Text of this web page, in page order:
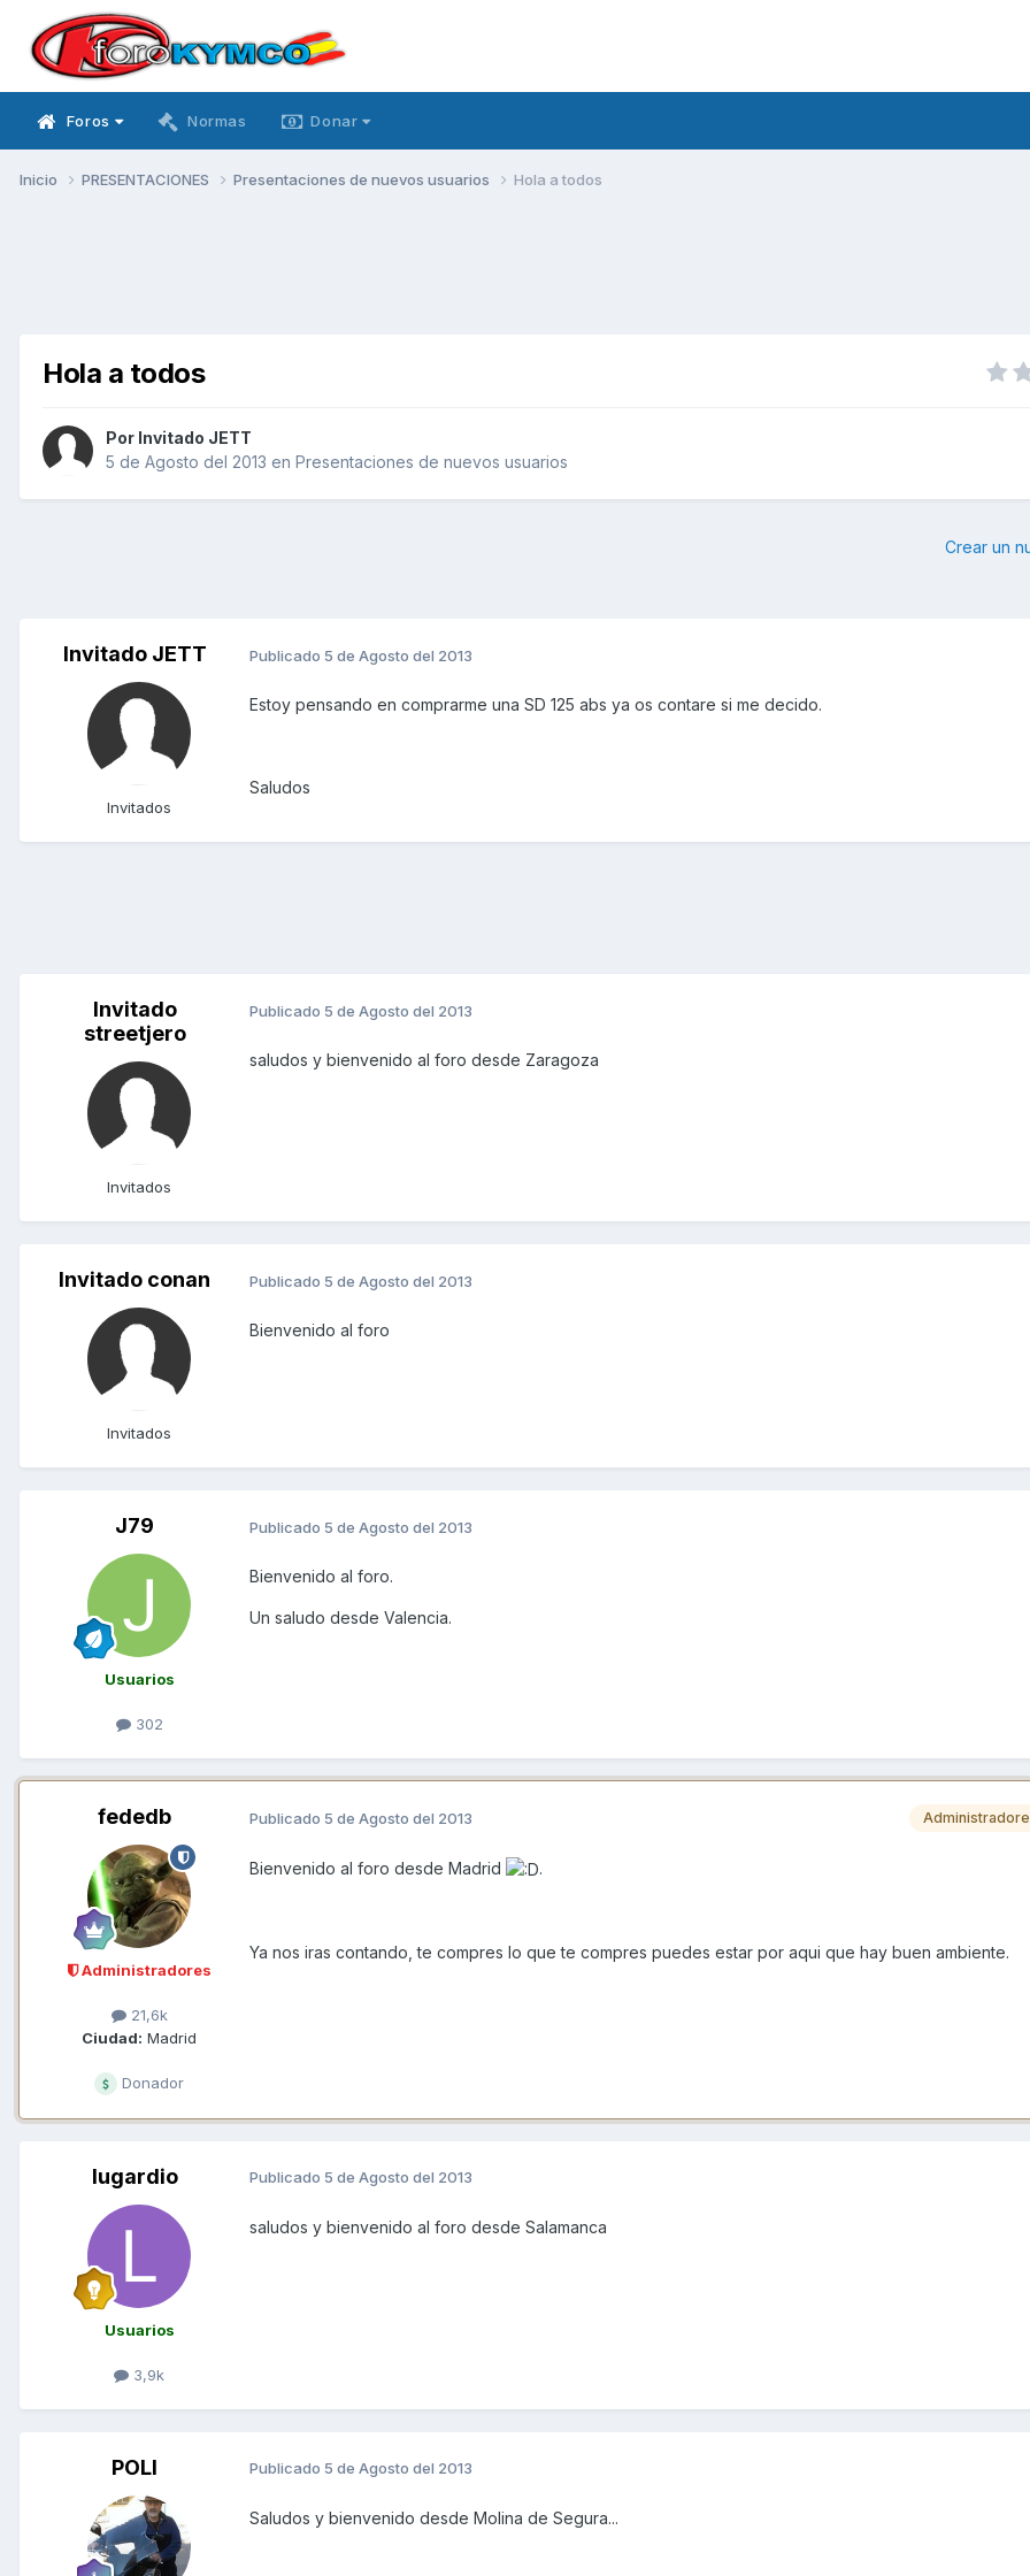
Foros Normas Donar
Inicio PRESENTACIONES Presentaciones de nuevos usuarios Hola a todos
Hola a todos
Por Invitado JETT
5 de Agosto del 2013 en Presentaciones de nuevos usuarios
Crear un
Invitado JETT
Invitados
Publicado 5 de Agosto del 2013
Estoy pensando en comprarme una SD 125 abs ya os contare si me decido.
Saludos
Invitado
streetjero
Invitados
Publicado 5 de Agosto del 2013
saludos y bienvenido al foro desde Zaragoza
Invitado conan
Invitados
Publicado 5 de Agosto del 2013
Bienvenido al foro
J79
Usuarios
302
Publicado 5 de Agosto del 2013
Bienvenido al foro.
Un saludo desde Valencia.
fededb
Administradores
21,6k
Ciudad: Madrid
Donador
Publicado 5 de Agosto del 2013
Bienvenido al foro desde Madrid .
Ya nos iras contando, te compres lo que te compres puedes estar por aqui que hay buen ambiente.
lugardio
Usuarios
3,9k
Publicado 5 de Agosto del 2013
saludos y bienvenido al foro desde Salamanca
POLI Publicado 5 de Agosto del 2013
Saludos y bienvenido desde Molina de Segura...